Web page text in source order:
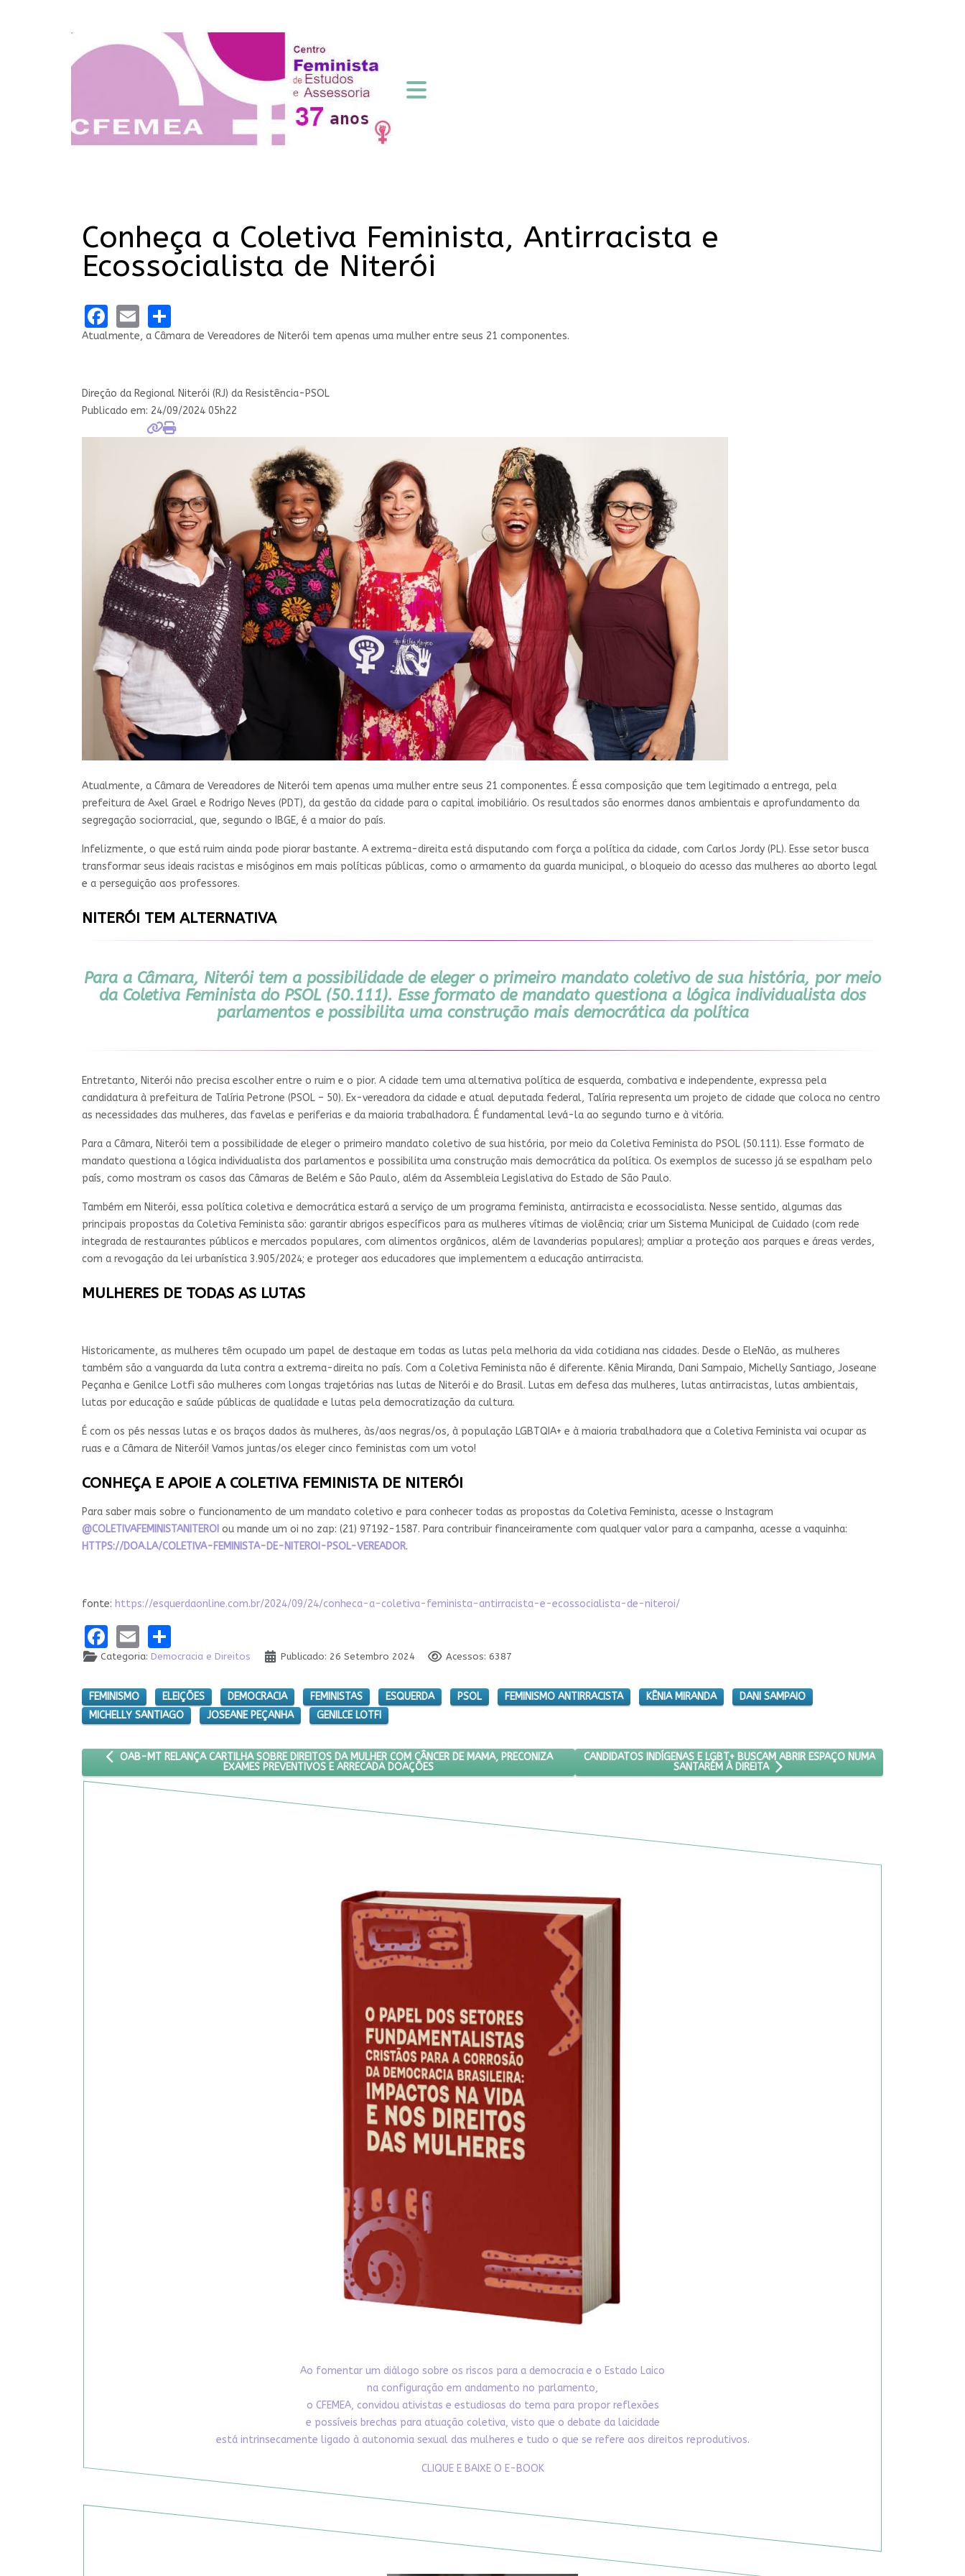
Conheça a Coletiva Feminista, Antirracista e
Ecossocialista de Niterói
Facebook
Email
Atualmente, a Câmara de Vereadores de Niterói tem apenas uma mulher entre seus 21 componentes.
Direção da Regional Niterói (RJ) da Resistência-PSOL
Publicado em: 24/09/2024 05h22
Atualmente, a Câmara de Vereadores de Niterói tem apenas uma mulher entre seus 21 componentes. É essa composição que tem legitimado a entrega, pela
prefeitura de Axel Grael e Rodrigo Neves (PDT), da gestão da cidade para o capital imobiliário. Os resultados são enormes danos ambientais e aprofundamento da
segregação sociorracial, que, segundo o IBGE, é a maior do país.
Infelizmente, o que está ruim ainda pode piorar bastante. A extrema-direita está disputando com força a política da cidade, com Carlos Jordy (PL). Esse setor busca
transformar seus ideais racistas e misóginos em mais políticas públicas, como o armamento da guarda municipal, o bloqueio do acesso das mulheres ao aborto legal
e a perseguição aos professores.
NITERÓI TEM ALTERNATIVA
Para a Câmara, Niterói tem a possibilidade de eleger o primeiro mandato coletivo de sua história, por meio
da Coletiva Feminista do PSOL (50.111). Esse formato de mandato questiona a lógica individualista dos
parlamentos e possibilita uma construção mais democrática da política
Entretanto, Niterói não precisa escolher entre o ruim e o pior. A cidade tem uma alternativa política de esquerda, combativa e independente, expressa pela
candidatura à prefeitura de Talíria Petrone (PSOL – 50). Ex-vereadora da cidade e atual deputada federal, Talíria representa um projeto de cidade que coloca no centro
as necessidades das mulheres, das favelas e periferias e da maioria trabalhadora. É fundamental levá-la ao segundo turno e à vitória.
Para a Câmara, Niterói tem a possibilidade de eleger o primeiro mandato coletivo de sua história, por meio da Coletiva Feminista do PSOL (50.111). Esse formato de
mandato questiona a lógica individualista dos parlamentos e possibilita uma construção mais democrática da política. Os exemplos de sucesso já se espalham pelo
país, como mostram os casos das Câmaras de Belém e São Paulo, além da Assembleia Legislativa do Estado de São Paulo.
Também em Niterói, essa política coletiva e democrática estará a serviço de um programa feminista, antirracista e ecossocialista. Nesse sentido, algumas das
principais propostas da Coletiva Feminista são: garantir abrigos específicos para as mulheres vítimas de violência; criar um Sistema Municipal de Cuidado (com rede
integrada de restaurantes públicos e mercados populares, com alimentos orgânicos, além de lavanderias populares); ampliar a proteção aos parques e áreas verdes,
com a revogação da lei urbanística 3.905/2024; e proteger aos educadores que implementem a educação antirracista.
MULHERES DE TODAS AS LUTAS
Historicamente, as mulheres têm ocupado um papel de destaque em todas as lutas pela melhoria da vida cotidiana nas cidades. Desde o EleNão, as mulheres
também são a vanguarda da luta contra a extrema-direita no país. Com a Coletiva Feminista não é diferente. Kênia Miranda, Dani Sampaio, Michelly Santiago, Joseane
Peçanha e Genilce Lotfi são mulheres com longas trajetórias nas lutas de Niterói e do Brasil. Lutas em defesa das mulheres, lutas antirracistas, lutas ambientais,
lutas por educação e saúde públicas de qualidade e lutas pela democratização da cultura.
É com os pés nessas lutas e os braços dados às mulheres, às/aos negras/os, à população LGBTQIA+ e à maioria trabalhadora que a Coletiva Feminista vai ocupar as
ruas e a Câmara de Niterói! Vamos juntas/os eleger cinco feministas com um voto!
CONHEÇA E APOIE A COLETIVA FEMINISTA DE NITERÓI
Para saber mais sobre o funcionamento de um mandato coletivo e para conhecer todas as propostas da Coletiva Feminista, acesse o Instagram
@COLETIVAFEMINISTANITEROI ou mande um oi no zap: (21) 97192-1587. Para contribuir financeiramente com qualquer valor para a campanha, acesse a vaquinha:
HTTPS://DOA.LA/COLETIVA-FEMINISTA-DE-NITEROI-PSOL-VEREADOR.
fonte: https://esquerdaonline.com.br/2024/09/24/conheca-a-coletiva-feminista-antirracista-e-ecossocialista-de-niteroi/
Facebook
Email
Categoria: Democracia e Direitos Publicado: 26 Setembro 2024 Acessos: 6387
FEMINISMO ELEIÇÕES DEMOCRACIA FEMINISTAS ESQUERDA PSOL FEMINISMO ANTIRRACISTA KÊNIA MIRANDA
DANI SAMPAIO
MICHELLY SANTIAGO
JOSEANE PEÇANHA GENILCE LOTFI
ARTIGO ANTERIOR: OAB-MT RELANÇA CARTILHA SOBRE DIREITOS DA MULHER COM CÂNCER DE MAMA, PRECONIZA EXAMES PREVENTIVOS E ARRECADA DOAÇÕES
OAB-MT RELANÇA CARTILHA SOBRE DIREITOS DA MULHER COM CÂNCER DE MAMA, PRECONIZA
EXAMES PREVENTIVOS E ARRECADA DOAÇÕES
PRÓXIMO ARTIGO: CANDIDATOS INDÍGENAS E LGBT+ BUSCAM ABRIR ESPAÇO NUMA
CANDIDATOS INDÍGENAS E LGBT+ BUSCAM ABRIR ESPAÇO NUMA
SANTARÉM À DIREITA
Ao fomentar um diálogo sobre os riscos para a democracia e o Estado Laico
na configuração em andamento no parlamento,
o CFEMEA, convidou ativistas e estudiosas do tema para propor reflexões
e possíveis brechas para atuação coletiva, visto que o debate da laicidade
está intrinsecamente ligado à autonomia sexual das mulheres e tudo o que se refere aos direitos reprodutivos.
CLIQUE E BAIXE O E-BOOK